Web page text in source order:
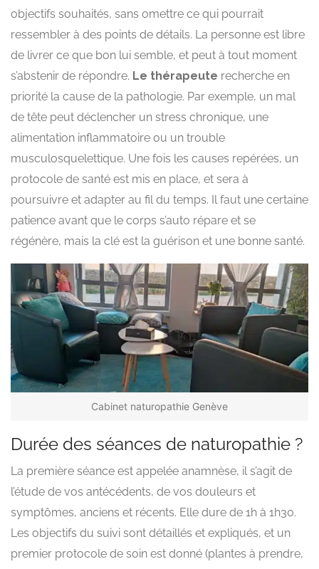
objectifs souhaités, sans omettre ce qui pourrait
ressembler à des points de détails. La personne est libre
de livrer ce que bon lui semble, et peut à tout moment
s’abstenir de répondre. Le thérapeute recherche en
priorité la cause de la pathologie. Par exemple, un mal
de tête peut déclencher un stress chronique, une
alimentation inflammatoire ou un trouble
musculosquelettique. Une fois les causes repérées, un
protocole de santé est mis en place, et sera à
poursuivre et adapter au fil du temps. Il faut une certaine
patience avant que le corps s’auto répare et se
régénère, mais la clé est la guérison et une bonne santé.
Cabinet naturopathie Genève
Durée des séances de naturopathie ?
La première séance est appelée anamnèse, il s’agit de
l’étude de vos antécédents, de vos douleurs et
symptômes, anciens et récents. Elle dure de 1h à 1h30.
Les objectifs du suivi sont détaillés et expliqués, et un
premier protocole de soin est donné (plantes à prendre,